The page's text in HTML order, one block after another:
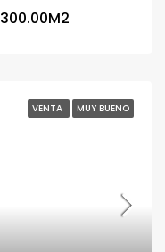
300.00M2
VENTA MUY BUENO